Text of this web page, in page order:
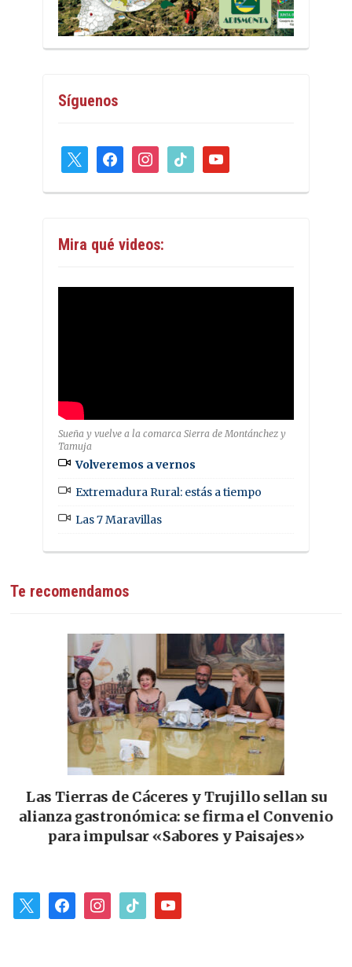
Síguenos
facebookinstagram
tiktok youtube
Mira qué videos:
Sueña y vuelve a la comarca Sierra de Montánchez y
Tamuja
Volveremos a vernos
Extremadura Rural: estás a tiempo
Las 7 Maravillas
Te recomendamos
Las Tierras de Cáceres y Trujillo sellan su
alianza gastronómica: se firma el Convenio
para impulsar «Sabores y Paisajes»
facebookinstagram
tiktok youtube